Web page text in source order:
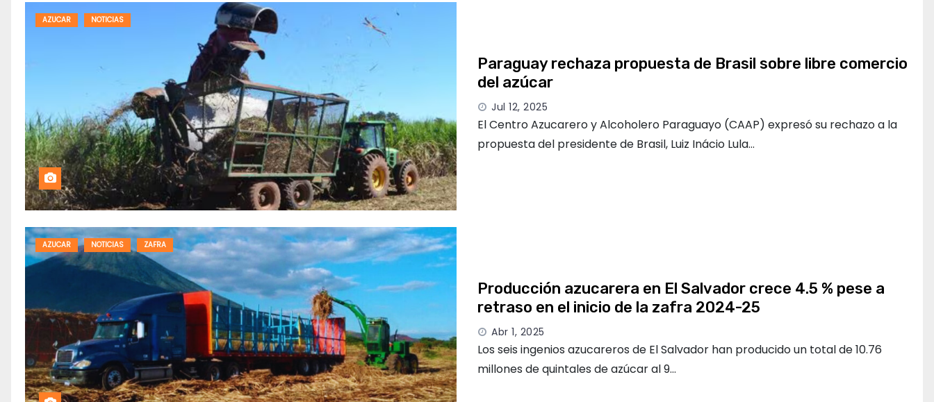
AZUCAR NOTICIAS
Paraguay rechaza propuesta de Brasil sobre libre comercio
del azúcar
Jul 12, 2025
El Centro Azucarero y Alcoholero Paraguayo (CAAP) expresó su rechazo a la
propuesta del presidente de Brasil, Luiz Inácio Lula…
AZUCAR NOTICIAS ZAFRA
Producción azucarera en El Salvador crece 4.5 % pese a
retraso en el inicio de la zafra 2024-25
Abr 1, 2025
Los seis ingenios azucareros de El Salvador han producido un total de 10.76
millones de quintales de azúcar al 9…